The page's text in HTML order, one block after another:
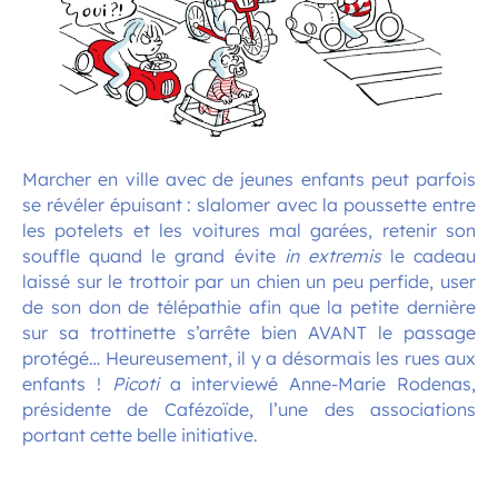
Marcher en ville avec de jeunes enfants peut parfois
se révéler épuisant : slalomer avec la poussette entre
les potelets et les voitures mal garées, retenir son
souffle quand le grand évite in extremisle cadeau
laissé sur le trottoir par un chien un peu perfide, user
de son don de télépathie afin que la petite dernière
sur sa trottinette s’arrête bien AVANT le passage
protégé… Heureusement, il y a désormais les rues aux
enfants !
Picotia interviewé Anne-Marie Rodenas,
présidente de Cafézoïde, l’une des associations
portant cette belle initiative.